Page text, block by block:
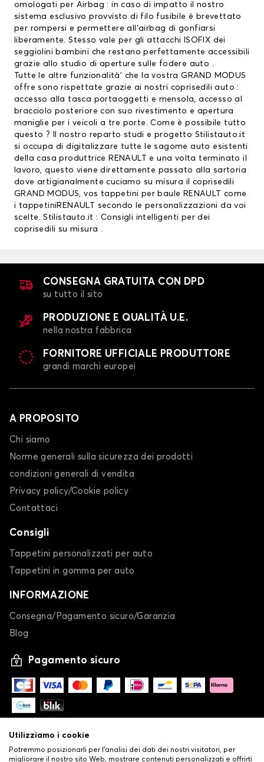
omologati per Airbag : in caso di impatto il nostro
sistema esclusivo provvisto di filo fusibile è brevettato
per rompersi e permettere all’airbag di gonfiarsi
liberamente. Stesso vale per gli attacchi ISOFIX dei
seggiolini bambini che restano perfettamente accessibili
grazie allo studio di aperture sulle fodere auto .
Tutte le altre funzionalità’ che la vostra GRAND MODUS
offre sono rispettate grazie ai nostri coprisedili auto :
accesso alla tasca portaoggetti e mensola, accesso al
bracciolo posteriore con suo rivestimento e apertura
maniglie per i veicoli a tre porte. Come è possibile tutto
questo ? Il nostro reparto studi e progetto Stilistauto.it
si occupa di digitalizzare tutte le sagome auto esistenti
della casa produttrice RENAULT e una volta terminato il
lavoro, questo viene direttamente passato alla sartoria
dove artigianalmente cuciamo su misura il coprisedili
GRAND MODUS, vos tappetini per baule RENAULT
come
i tappetiniRENAULT
secondo le personalizzazioni da voi
scelte. Stilistauto.it : Consigli intelligenti per dei
coprisedili su misura .
CONSEGNA GRATUITA CON DPD
su tutto il sito
PRODUZIONE E QUALITÀ U.E.
nella nostra fabbrica
FORNITORE UFFICIALE PRODUTTORE
grandi marchi europei
A PROPOSITO
Chi siamo
Norme generali sulla sicurezza dei prodotti
condizioni generali di vendita
Privacy policy/Cookie policy
Contattaci
Consigli
Tappetini personalizzati per auto
Tappetini in gomma per auto
INFORMAZIONE
Consegna/Pagamento sicuro/Garanzia
Blog
Pagamento sicuro
Utilizziamo i cookie
Potremmo posizionarli per l'analisi dei dati dei nostri visitatori, per
migliorare il nostro sito Web, mostrare contenuti personalizzati e offrirti